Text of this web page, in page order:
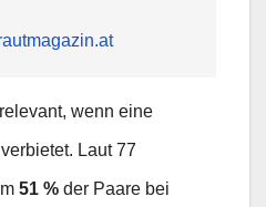
wenn eine
Laut 77
51 % der Paare bei